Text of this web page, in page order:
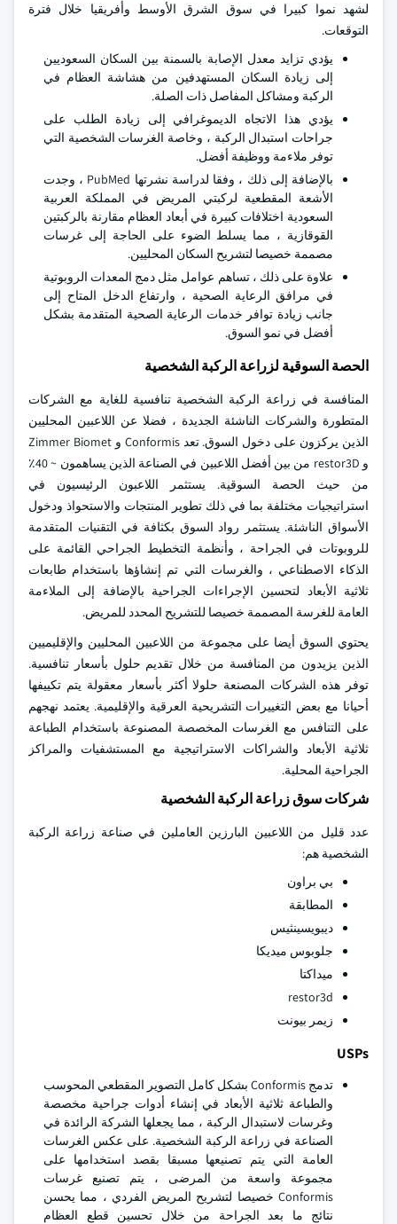
لشهد نموا كبيرا في سوق الشرق الأوسط وأفريقيا خلال فترة
التوقعات.
يؤدي تزايد معدل الإصابة بالسمنة بين السكان السعوديين
إلى زيادة السكان المستهدفين من هشاشة العظام في
الركبة ومشاكل المفاصل ذات الصلة.
يؤدي هذا الاتجاه الديموغرافي إلى زيادة الطلب على
جراحات استبدال الركبة ، وخاصة الغرسات الشخصية التي
توفر ملاءمة ووظيفة أفضل.
بالإضافة إلى ذلك ، وفقا لدراسة نشرتها PubMed ، وجدت
الأشعة المقطعية لركبتي المريض في المملكة العربية
السعودية اختلافات كبيرة في أبعاد العظام مقارنة بالركبتين
القوقازية ، مما يسلط الضوء على الحاجة إلى غرسات
مصممة خصيصا لتشريح السكان المحليين.
علاوة على ذلك ، تساهم عوامل مثل دمج المعدات الروبوتية
في مرافق الرعاية الصحية ، وارتفاع الدخل المتاح إلى
جانب زيادة توافر خدمات الرعاية الصحية المتقدمة بشكل
أفضل في نمو السوق.
الحصة السوقية لزراعة الركبة الشخصية
المنافسة في زراعة الركبة الشخصية تنافسية للغاية مع الشركات
المتطورة والشركات الناشئة الجديدة ، فضلا عن اللاعبين المحليين
الذين يركزون على دخول السوق. تعد Conformis و Zimmer Biomet
و restor3D من بين أفضل اللاعبين في الصناعة الذين يساهمون ~ 40٪
من حيث الحصة السوقية. يستثمر اللاعبون الرئيسيون في
استراتيجيات مختلفة بما في ذلك تطوير المنتجات والاستحواذ ودخول
الأسواق الناشئة. يستثمر رواد السوق بكثافة في التقنيات المتقدمة
للروبوتات في الجراحة ، وأنظمة التخطيط الجراحي القائمة على
الذكاء الاصطناعي ، والغرسات التي تم إنشاؤها باستخدام طابعات
ثلاثية الأبعاد لتحسين الإجراءات الجراحية بالإضافة إلى الملاءمة
العامة للغرسة المصممة خصيصا للتشريح المحدد للمريض.
يحتوي السوق أيضا على مجموعة من اللاعبين المحليين والإقليميين
الذين يزيدون من المنافسة من خلال تقديم حلول بأسعار تنافسية.
توفر هذه الشركات المصنعة حلولا أكثر بأسعار معقولة يتم تكييفها
أحيانا مع بعض التغييرات التشريحية العرقية والإقليمية. يعتمد نهجهم
على التنافس مع الغرسات المخصصة المصنوعة باستخدام الطباعة
ثلاثية الأبعاد والشراكات الاستراتيجية مع المستشفيات والمراكز
الجراحية المحلية.
شركات سوق زراعة الركبة الشخصية
عدد قليل من اللاعبين البارزين العاملين في صناعة زراعة الركبة
الشخصية هم:
بي براون
المطابقة
ديبويسينثيس
جلوبوس ميديكا
ميداكتا
restor3d
زيمر بيونت
USPs
تدمج Conformis بشكل كامل التصوير المقطعي المحوسب
والطباعة ثلاثية الأبعاد في إنشاء أدوات جراحية مخصصة
وغرسات لاستبدال الركبة ، مما يجعلها الشركة الرائدة في
الصناعة في زراعة الركبة الشخصية. على عكس الغرسات
العامة التي يتم تصنيعها مسبقا بقصد استخدامها على
مجموعة واسعة من المرضى ، يتم تصنيع غرسات
Conformis خصيصا لتشريح المريض الفردي ، مما يحسن
نتائج ما بعد الجراحة من خلال تحسين قطع العظام